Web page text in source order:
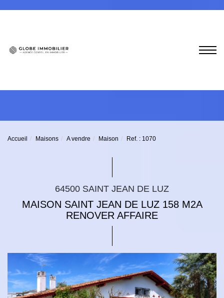
Accueil Maisons A vendre Maison Ref. : 1070
64500 SAINT JEAN DE LUZ
MAISON SAINT JEAN DE LUZ 158 M2A
RENOVER AFFAIRE